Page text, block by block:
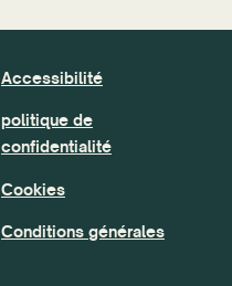
Accessibilité
politique de
confidentialité
Cookies
Conditions générales